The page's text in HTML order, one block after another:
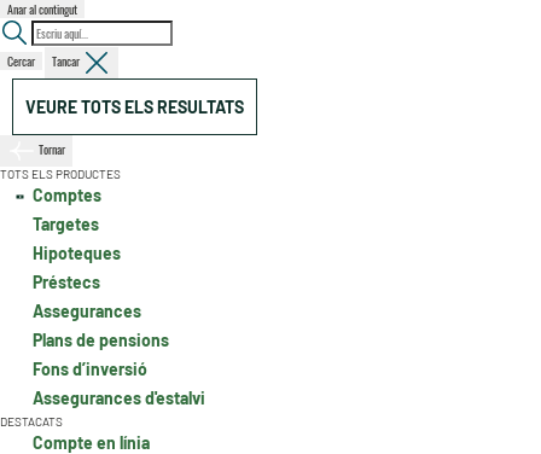
Anar al contingut
Cercar Tancar
VEURE TOTS ELS RESULTATS
Tornar
TOTS ELS PRODUCTES
Comptes
Targetes
Hipoteques
Préstecs
Assegurances
Plans de pensions
Fons d’inversió
Assegurances d'estalvi
DESTACATS
Compte en línia